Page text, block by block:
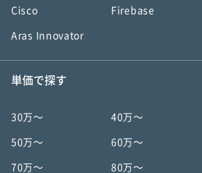
Cisco Firebase
Aras Innovator
単価で探す
30万〜 40万〜
50万〜 60万〜
70万〜 80万〜